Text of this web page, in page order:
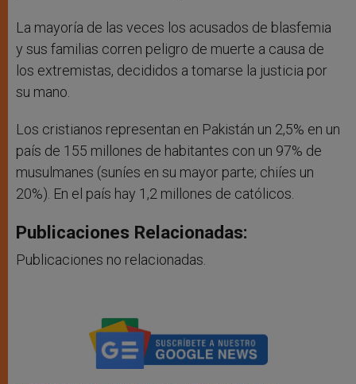
La mayoría de las veces los acusados de blasfemia
y sus familias corren peligro de muerte a causa de
los extremistas, decididos a tomarse la justicia por
su mano.
Los cristianos representan en Pakistán un 2,5% en un
país de 155 millones de habitantes con un 97% de
musulmanes (suníes en su mayor parte; chiíes un
20%). En el país hay 1,2 millones de católicos.
Publicaciones Relacionadas:
Publicaciones no relacionadas.